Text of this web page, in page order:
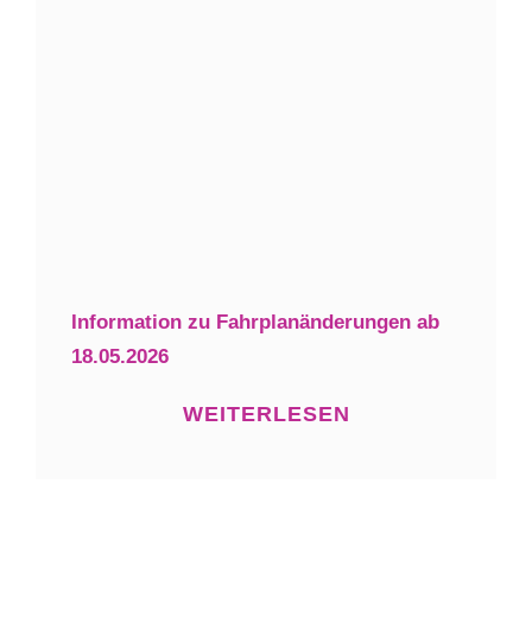
Information zu Fahrplanänderungen ab
18.05.2026
WEITERLESEN